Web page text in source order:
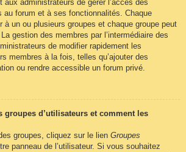
aux administrateurs de gérer l’accès des
au forum et à ses fonctionnalités. Chaque
à un ou plusieurs groupes et chaque groupe peut
gestion des membres par l’intermédiaire des
de modifier rapidement les
membres à la fois, telles qu’ajouter des
ou rendre accessible un forum privé.
groupes d’utilisateurs et comment les
groupes, cliquez sur le lien Groupes
panneau de l’utilisateur. Si vous souhaitez